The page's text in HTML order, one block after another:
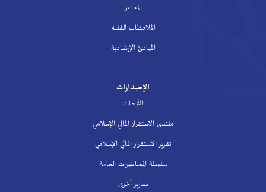
المعايير
الملاحظات الفنية
المبادئ الإرشادية
الإصدارات
الأبحاث
منتدى الاستقرار المالي الإسلامي
تقرير الاستقرار المالي الإسلامي
سلسلة المحاضرات العامة
تقارير أخرى